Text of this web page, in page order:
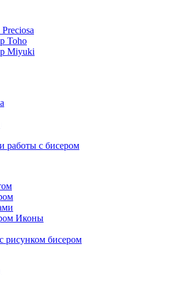
Toho
Miyuki
работы с бисером
Иконы
рисунком бисером